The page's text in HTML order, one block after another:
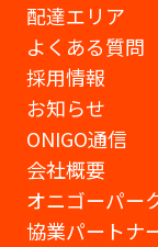
配達エリア
よくある質問
採用情報
お知らせ
ONIGO通信
会社概要
オニゴーパー
協業パートナ